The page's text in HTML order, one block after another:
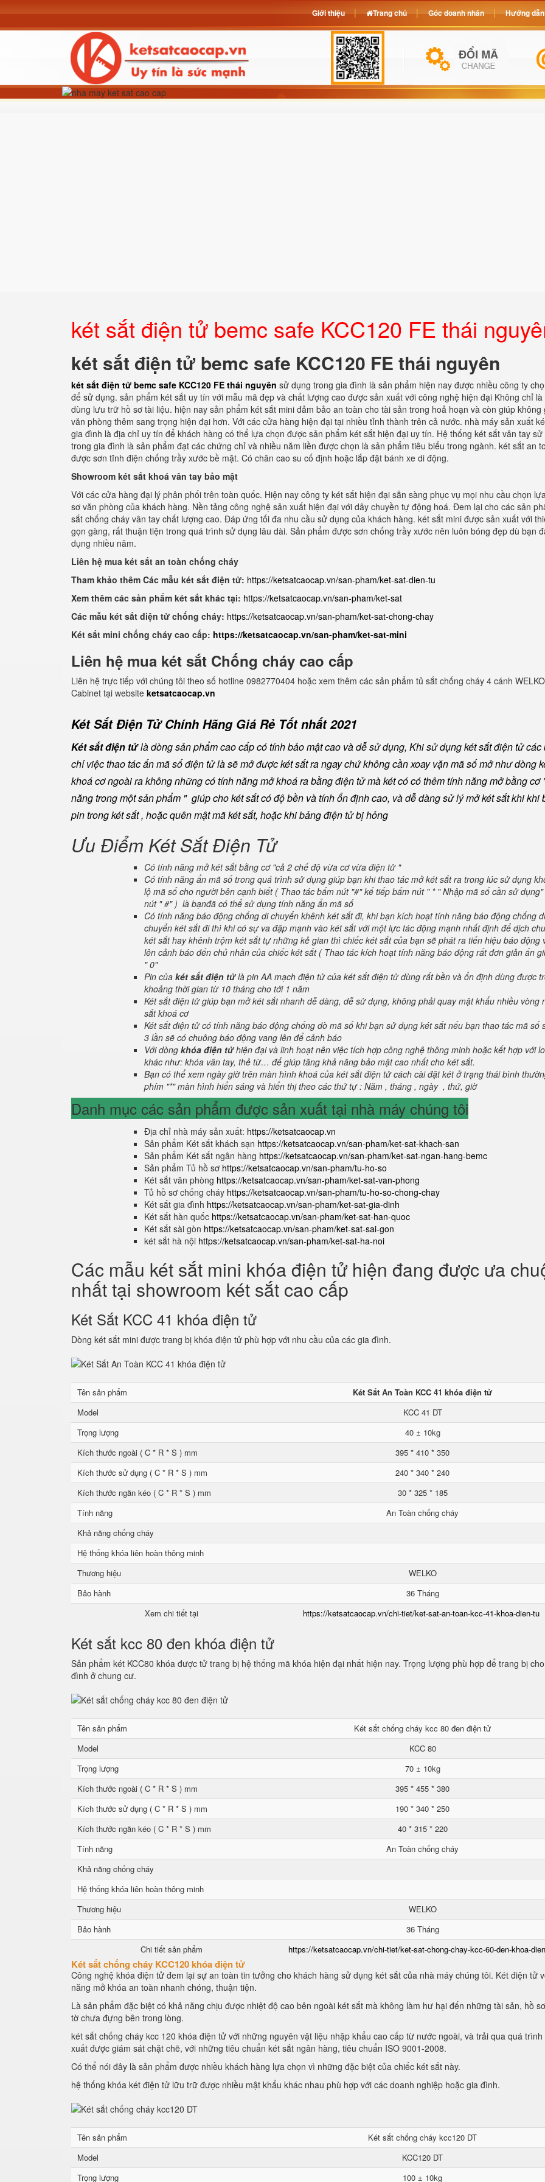
két sắt điện tử bemc safe KCC120 FE thái
két sắt điện tử bemc safe KCC120 FE thái nguyên
két sắt điện tử bemc safe KCC120 FE thái nguyên sử dụng trong gia đình là sản phẩm hiện nay được nhiều công ty
để sử dụng. sản phẩm két sắt uy tín với mẫu mã đẹp và chất lượng cao được sản xuất với công nghệ hiện đại Không chỉ là
dùng lưu trữ hồ sơ tài liệu. hiện nay sản phẩm két sắt mini đảm bảo an toàn cho tài sản trong hoả hoạn và còn giúp không
văn phòng thêm sang trọng hiện đại hơn. Với các cửa hàng hiện đại tại nhiều tỉnh thành trên cả nước. nhà máy sản xuất
gia đình là địa chỉ uy tín để khách hàng có thể lựa chọn được sản phẩm két sắt hiện đại uy tín. Hệ thống két sắt vân tay sử
trong gia đình là sản phẩm đạt các chứng chỉ và nhiều năm liền được chọn là sản phẩm tiêu biểu trong ngành. két sắt an
được sơn tĩnh điện chống trầy xước bề mặt. Có chân cao su cố định hoặc lắp đặt bánh xe di động.
Showroom két sắt khoá vân tay bảo mật
Với các cửa hàng đại lý phân phối trên toàn quốc. Hiện nay công ty két sắt hiện đại sẵn sàng phục vụ mọi nhu cầu chọn
sơ văn phòng của khách hàng. Nền tảng công nghệ sản xuất hiện đại với dây chuyền tự động hoá. Đem lại cho các sản
sắt chống cháy vân tay chất lượng cao. Đáp ứng tối đa nhu cầu sử dụng của khách hàng. két sắt mini được sản xuất với
gọn gàng, rất thuận tiện trong quá trình sử dụng lâu dài. Sản phẩm được sơn chống trầy xước nên luôn bóng đẹp dù bạn
dụng nhiều năm.
Liên hệ mua két sắt an toàn chống cháy
Tham khảo thêm Các mẫu két sắt điện tử: https://ketsatcaocap.vn/san-pham/ket-sat-dien-tu
Xem thêm các sản phẩm két sắt khác tại: https://ketsatcaocap.vn/san-pham/ket-sat
Các mẫu két sắt điện tử chống cháy: https://ketsatcaocap.vn/san-pham/ket-sat-chong-chay
Két sắt mini chống cháy cao cấp: https://ketsatcaocap.vn/san-pham/ket-sat-mini
Liên hệ mua két sắt Chống cháy cao cấp
Liên hệ trực tiếp với chúng tôi theo số hotline 0982770404 hoặc xem thêm các sản phẩm tủ sắt chống cháy 4 cánh
Cabinet tại website ketsatcaocap.vn
Két Sắt Điện Tử Chính Hãng Giá Rẻ Tốt nhất 2021
Két sắt điện tửlà dòng sản phẩm cao cấp có tính bảo mật cao và dễ sử dụng, Khi sử dụng két sắt điện tử các
chỉ việc thao tác ấn mã số điện tử là sẽ mở được két sắt ra ngay chứ không cần xoay vặn mã số mở như dòng
khoá cơ ngoài ra không những có tính năng mở khoá ra bằng điện tử mà két có có thêm tính năng mở bằng cơ
năng trong một sản phẩm " giúp cho két sắt có độ bền và tính ổn định cao, và dễ dàng sử lý mở két sắt khi khi
pin trong két sắt , hoặc quên mật mã két sắt, hoặc khi bảng điện tử bị hỏng
Ưu Điểm Két Sắt Điện Tử
Có tính năng mở két sắt bằng cơ "cả 2 chế độ vừa cơ vừa điện tử "
Có tính năng ẩn mã số trong quá trình sử dụng giúp bạn khi thao tác mở két sắt ra trong lúc sử dụng
lộ mã số cho người bên cạnh biết ( Thao tác bấm nút "#" kế tiếp bấm nút " * " Nhập mã số cần sử
nút " #" ) là bạnđã có thể sử dụng tính năng ẩn mã số
Có tính năng báo động chống di chuyển khênh két sắt đi, khi bạn kích hoạt tính năng báo động chống di
chuyển két sắt đi thì khi có sự va đập mạnh vào két sắt với một lực tác động mạnh nhất định để dịch
két sắt hay khênh trộm két sắt tự những kẻ gian thì chiếc két sắt của bạn sẽ phát ra tiến hiệu báo động
lên cảnh báo đến chủ nhân của chiếc két sắt ( Thao tác kích hoạt tính năng báo động rất đơn giản ấn
" 0"
Pin của két sắt điện tửlà pin AA mạch điện tử của két sắt điện tử dùng rất bền và ổn định dùng được
khoảng thời gian từ 10 tháng cho tới 1 năm
Két sắt điện tử giúp bạn mở két sắt nhanh dễ dàng, dễ sử dụng, không phải quay mật khẩu nhiều vòng
sắt khoá cơ
Két sắt điện tử có tính năng báo động chống dò mã số khi bạn sử dụng két sắt nếu bạn thao tác mã số
3 lần sẽ có chuông báo động vang lên để cảnh báo
Với dòng khóa điện tửhiện đại và linh hoạt nên việc tích hợp công nghệ thông minh hoặc kết hợp với
khác như: khóa vân tay, thẻ từ… để giúp tăng khả năng bảo mật cao nhất cho két sắt.
Bạn có thể xem ngày giờ trên màn hình khoá của két sắt điện tử cách cài đặt két ở trạng thái bình
phím "*" màn hình hiển sáng và hiển thị theo các thứ tự : Năm , tháng , ngày , thứ, giờ
Danh mục các sản phẩm được sản xuất tại nhà máy chúng tôi
Địa chỉ nhà máy sản xuất: https://ketsatcaocap.vn
Sản phẩm Két sắt khách sạn https://ketsatcaocap.vn/san-pham/ket-sat-khach-san
Sản phẩm Két sắt ngân hàng https://ketsatcaocap.vn/san-pham/ket-sat-ngan-hang-bemc
Sản phẩm Tủ hồ sơ https://ketsatcaocap.vn/san-pham/tu-ho-so
Két sắt văn phòng https://ketsatcaocap.vn/san-pham/ket-sat-van-phong
Tủ hồ sơ chống cháy https://ketsatcaocap.vn/san-pham/tu-ho-so-chong-chay
Két sắt gia đình https://ketsatcaocap.vn/san-pham/ket-sat-gia-dinh
Két sắt hàn quốc https://ketsatcaocap.vn/san-pham/ket-sat-han-quoc
Két sắt sài gòn https://ketsatcaocap.vn/san-pham/ket-sat-sai-gon
két sắt hà nội https://ketsatcaocap.vn/san-pham/ket-sat-ha-noi
Các mẫu két sắt mini khóa điện tử hiện đang được ưa
nhất tại showroom két sắt cao cấp
Két Sắt KCC 41 khóa điện tử
Dòng két sắt mini được trang bị khóa điện tử phù hợp với nhu cầu của các gia đình.
Tên sản phẩm
Két Sắt An Toàn KCC 41 khóa điện tử
Model
KCC 41 DT
Trọng lượng
40 ± 10kg
Kích thước ngoài ( C * R * S ) mm
395 * 410 * 350
Kích thước sử dụng ( C * R * S ) mm
240 * 340 * 240
Kích thước ngăn kéo ( C * R * S ) mm
30 * 325 * 185
Tính năng
An Toàn chống cháy
Khả năng chống cháy
Hệ thống khóa liên hoàn thông minh
Thương hiệu
WELKO
Bảo hành
36 Tháng
Xem chi tiết tại
https://ketsatcaocap.vn/chi-tiet/ket-sat-an-toan-kcc-41-khoa-dien-tu
Két sắt kcc 80 đen khóa điện tử
Sản phẩm két KCC80 khóa được tử trang bị hệ thống mã khóa hiện đại nhất hiện nay. Trọng lượng phù hợp để trang bị
đình ở chung cư.
Tên sản phẩm
Két sắt chống cháy kcc 80 đen điện tử
Model
KCC 80
Trọng lượng
70 ± 10kg
Kích thước ngoài ( C * R * S ) mm
395 * 455 * 380
Kích thước sử dụng ( C * R * S ) mm
190 * 340 * 250
Kích thước ngăn kéo ( C * R * S ) mm
40 * 315 * 220
Tính năng
An Toàn chống cháy
Khả năng chống cháy
Hệ thống khóa liên hoàn thông minh
Thương hiệu
WELKO
Bảo hành
36 Tháng
Chi tiết sản phẩm
https://ketsatcaocap.vn/chi-tiet/ket-sat-chong-chay-kcc-60-den-khoa-
Két sắt chống cháy KCC120 khóa điện tử
Công nghệ khóa điện tử đem lại sự an toàn tin tưởng cho khách hàng sử dụng két sắt của nhà máy chúng tôi. Két điện tử
năng mở khóa an toàn nhanh chóng, thuận tiện.
Là sản phẩm đặc biệt có khả năng chịu được nhiệt độ cao bên ngoài két sắt mà không làm hư hại đến những tài sản, hồ
tờ chưa đựng bên trong lòng.
két sắt chống cháy kcc 120 khóa điện tử với những nguyên vật liệu nhập khẩu cao cấp từ nước ngoài, và trải qua quá trình
xuất được giám sát chặt chẽ, với những tiêu chuẩn két sắt ngân hàng, tiêu chuẩn ISO 9001-2008.
Có thể nói đây là sản phẩm được nhiều khách hàng lựa chọn vì những đặc biệt của chiếc két sắt này.
hệ thống khóa két điện tử lữu trữ được nhiều mật khẩu khác nhau phù hợp với các doanh nghiệp hoặc gia đình.
Tên sản phẩm
Két sắt chống cháy kcc120 DT
Model
KCC120 DT
Trọng lượng
100 ± 10kg
Giới thiệu Trang chủ Góc doanh nhân Hướng